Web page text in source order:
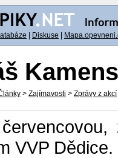
Diskuse
> Zajímavosti > Zprávy z akcí
VVP Dědice.